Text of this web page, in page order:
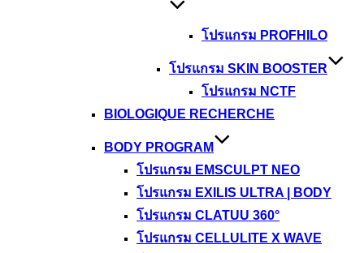
โปรแกรม PROFHILO
โปรแกรม SKIN BOOSTER
โปรแกรม NCTF
BIOLOGIQUE RECHERCHE
BODY PROGRAM
โปรแกรม EMSCULPT NEO
โปรแกรม EXILIS ULTRA | BODY
โปรแกรม CLATUU 360°
โปรแกรม CELLULITE X WAVE